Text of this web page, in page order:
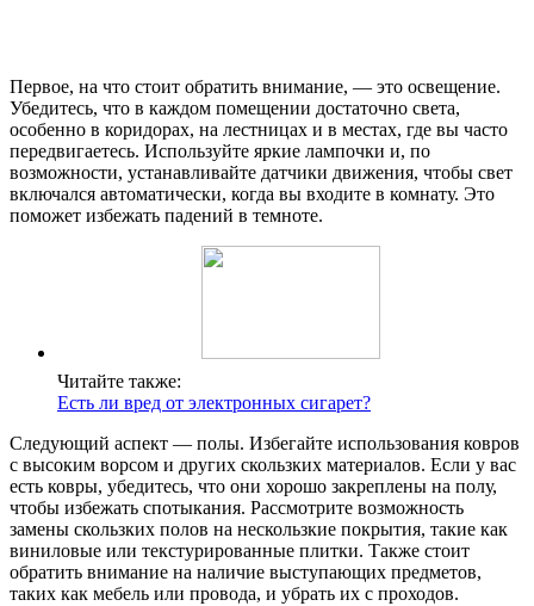
Первое, на что стоит обратить внимание, — это освещение.
Убедитесь, что в каждом помещении достаточно света,
особенно в коридорах, на лестницах и в местах, где вы часто
передвигаетесь. Используйте яркие лампочки и, по
возможности, устанавливайте датчики движения, чтобы свет
включался автоматически, когда вы входите в комнату. Это
поможет избежать падений в темноте.
Читайте также:
Есть ли вред от электронных сигарет?
Следующий аспект — полы. Избегайте использования ковров
с высоким ворсом и других скользких материалов. Если у вас
есть ковры, убедитесь, что они хорошо закреплены на полу,
чтобы избежать спотыкания. Рассмотрите возможность
замены скользких полов на нескользкие покрытия, такие как
виниловые или текстурированные плитки. Также стоит
обратить внимание на наличие выступающих предметов,
таких как мебель или провода, и убрать их с проходов.